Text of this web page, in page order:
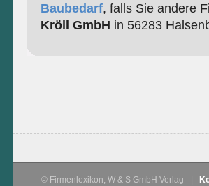
Baubedarf, falls Sie andere
Kröll GmbH in 56283
© Firmenlexikon, W & S GmbH Verlag